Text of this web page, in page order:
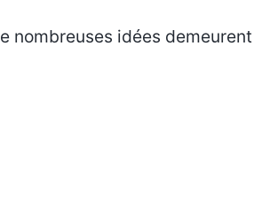
nombreuses idées demeurent